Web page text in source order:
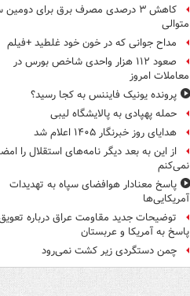
کاهش ۳ درصدی مصرف برق برای
متوالی
مداح جوانی که در خون خود غلطید +فیلم
صعود ۱۱۲ هزار واحدی شاخص بورس در
معاملات امروز
پرونده یونیک فایننس به کجا رسید؟
حمله پهپادی به پالایشگاه لیبی
هدایای روز خبرنگار ۱۴۰۵ اعلام شد
از این به بعد دیگر نامه‌های استقلال را
نمی‌کنم
پاسخ معنادار هوافضای سپاه به تهدیدات
آمریکایی‌ها
توضیحات جدید مقاومت عراق درباره
پاسخ به آمریکا و عربستان
چمن دستگردی زیر کشت نمی‌رود